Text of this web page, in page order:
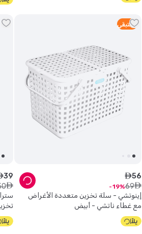
1 متبقي
إينوتشي - سلة تخزين متعددة الأغراض
مع غطاء ناتشي - أبيض
ê56
ê
69
19
39
ê